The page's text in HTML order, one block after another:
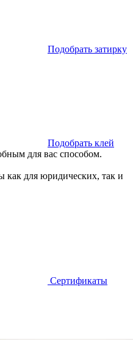
Подобрать затирку
Подобрать клей
для вас способом.
как для юридических, так и
Сертификаты